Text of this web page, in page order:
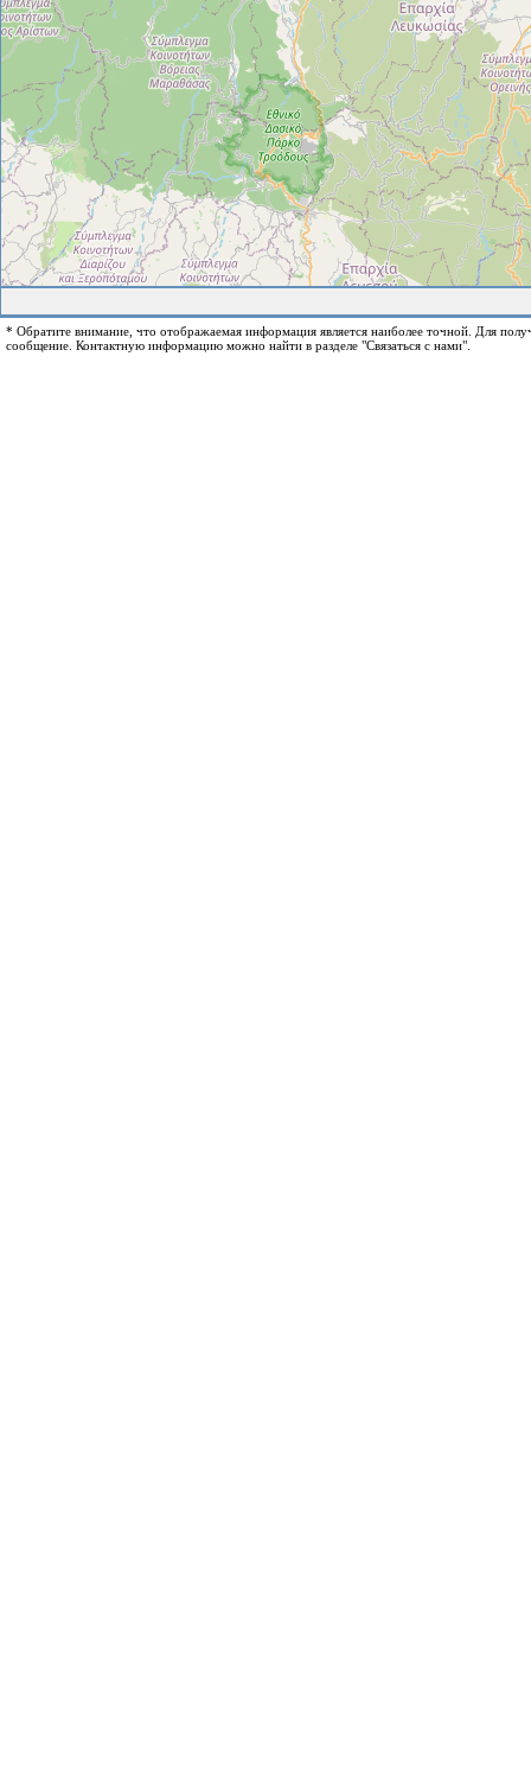
* Обратите внимание, что отображаемая информация является наиболее точной. Для
сообщение. Контактную информацию можно найти в разделе "Связаться с нами".